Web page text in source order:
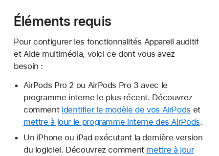
Éléments requis
Pour configurer les fonctionnalités Appareil auditif
et Aide multimédia, voici ce dont vous avez
besoin :
AirPods Pro 2 ou AirPods Pro 3 avec le
programme interne le plus récent. Découvrez
comment identifier le modèle de vos AirPods et
mettre à jour le programme interne des AirPods.
Un iPhone ou iPad exécutant la dernière version
du logiciel. Découvrez comment mettre à jour